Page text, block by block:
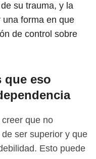
su trauma, y ​​la
forma en que
de control sobre
que eso
que no
ser superior y que
Esto puede